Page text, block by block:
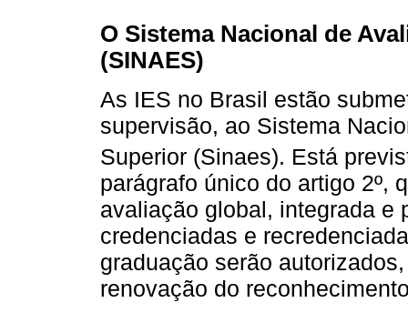
O Sistema Nacional de
(SINAES)
As IES no Brasil estão
supervisão, ao Sistema
Superior (Sinaes). Está
parágrafo único do artigo 2º,
avaliação global, integrada e
credenciadas e
graduação serão
renovação do